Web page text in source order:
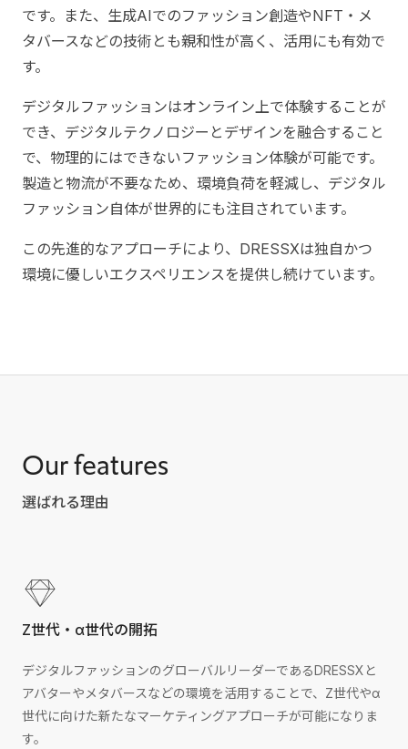
です。また、生成AIでのファッション創造やNFT・メ
タバースなどの技術とも親和性が高く、活用にも有効で
す。
デジタルファッションはオンライン上で体験することが
でき、デジタルテクノロジーとデザインを融合すること
で、物理的にはできないファッション体験が可能です。
製造と物流が不要なため、環境負荷を軽減し、デジタル
ファッション自体が世界的にも注目されています。
この先進的なアプローチにより、DRESSXは独自かつ
環境に優しいエクスペリエンスを提供し続けています。
Our features
選ばれる理由
Z世代・α世代の開拓
デジタルファッションのグローバルリーダーであるDRESSXと
アバターやメタバースなどの環境を活用することで、Z世代やα
世代に向けた新たなマーケティングアプローチが可能になりま
す。